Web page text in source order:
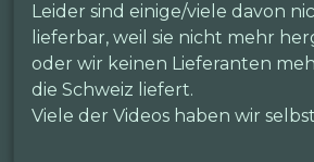
Leider sind einige/viele davon
lieferbar, weil sie nicht mehr
oder wir keinen Lieferanten
die Schweiz liefert.
Viele der Videos haben wir